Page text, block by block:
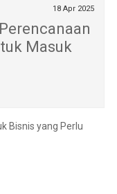
18 Apr 2025
Masuk